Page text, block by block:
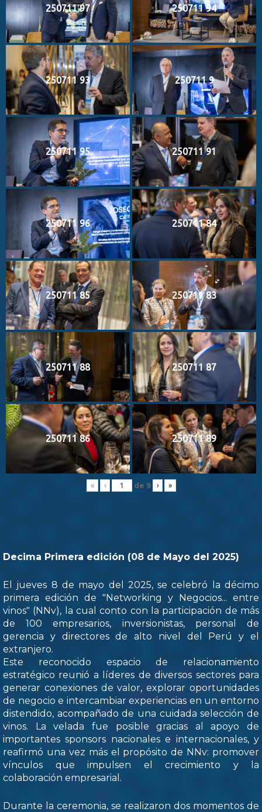
250711 97 250711 94
250711 93 250711 9
250711 95 250711 91
250711 96 250711 84
250711 85 250711 83
250711 88 250711 87
250711 86 250711 89
« ‹ de 9 › »
Decima Primera edición (08 de Mayo del 2025)
El jueves 8 de mayo del 2025, se celebró la décimo
primera edición de "Networking y Negocios... entre
vinos" (NNv), la cual conto con la participación de más
de 100 empresarios, inversionistas, personal de
gerencia y directores de alto nivel del Perú y el
extranjero.
Este reconocido espacio de relacionamiento
estratégico reunió a líderes de diversos sectores para
generar conexiones de valor, explorar oportunidades
de negocio e intercambiar experiencias en un entorno
distendido, acompañado de una cuidada selección de
vinos. La velada fue posible gracias al apoyo de
importantes sponsors nacionales e internacionales, y
reafirmó una vez más el propósito de NNv: promover
vínculos que impulsen el crecimiento y la
colaboración empresarial.
Durante la ceremonia, se realizaron dos momentos de